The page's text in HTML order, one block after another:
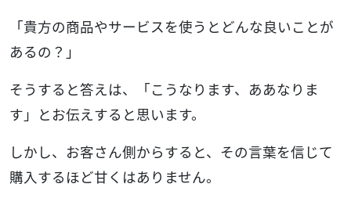
「貴方の商品やサービスを使うとどんな良いことが
あるの？」
そうすると答えは、「こうなります、ああなりま
す」とお伝えすると思います。
しかし、お客さん側からすると、その言葉を信じて
購入するほど甘くはありません。